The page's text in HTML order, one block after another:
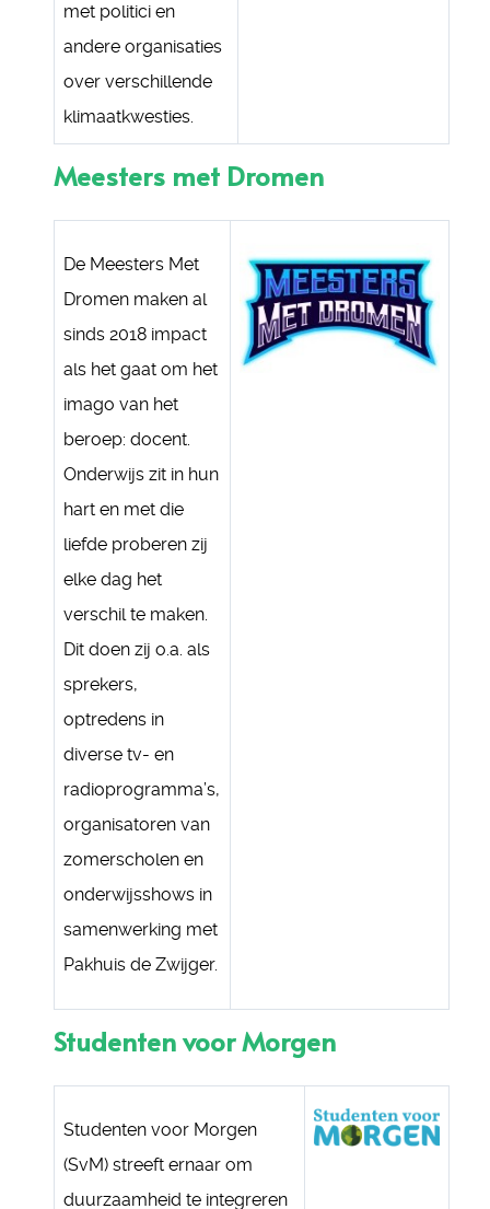
met politici en
andere organisaties
over verschillende
klimaatkwesties.
Meesters met Dromen
De Meesters Met
Dromen maken al
sinds 2018 impact
als het gaat om het
imago van het
beroep: docent.
Onderwijs zit in hun
hart en met die
liefde proberen zij
elke dag het
verschil te maken.
Dit doen zij o.a. als
sprekers,
optredens in
diverse tv- en
radioprogramma’s,
organisatoren van
zomerscholen en
onderwijsshows in
samenwerking met
Pakhuis de Zwijger.
Studenten voor Morgen
Studenten voor Morgen
(SvM) streeft ernaar om
duurzaamheid te integreren